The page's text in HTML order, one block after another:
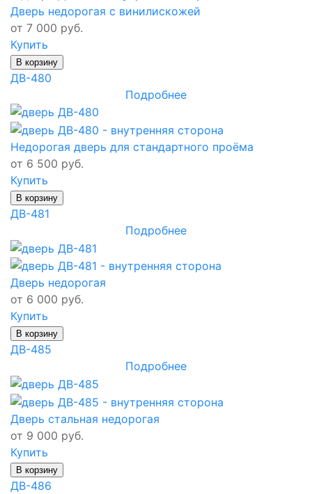
Дверь недорогая с винилискожей
от 7 000 руб.
Купить
В корзину
ДВ-480
Подробнее
Недорогая дверь для стандартного проёма
от 6 500 руб.
Купить
В корзину
ДВ-481
Подробнее
Дверь недорогая
от 6 000 руб.
Купить
В корзину
ДВ-485
Подробнее
Дверь стальная недорогая
от 9 000 руб.
Купить
В корзину
ДВ-486